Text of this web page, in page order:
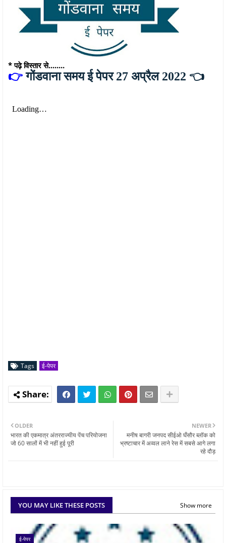
* पढ़े विस्तार से........
👉गोंडवाना समय ई पेपर 27 अप्रैल 2022 👈
Tags ई-पेपर
NEWER
मनीष बागरी जनपद सीईओ घँसौर ब्लॉक को
भ्रष्टाचार में अव्वल लाने रेस में सबसे आगे लगा
रहे दौड़
OLDER
भारत की एकमात्र अंतरराज्यीय पेंच परियोजना
जो 60 सालों में भी नहीं हुई पूरी
YOU MAY LIKE THESE POSTS Show more
ई-पेपर